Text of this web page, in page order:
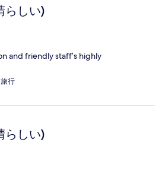
らしい)
and friendly staff’s highly
行
らしい)